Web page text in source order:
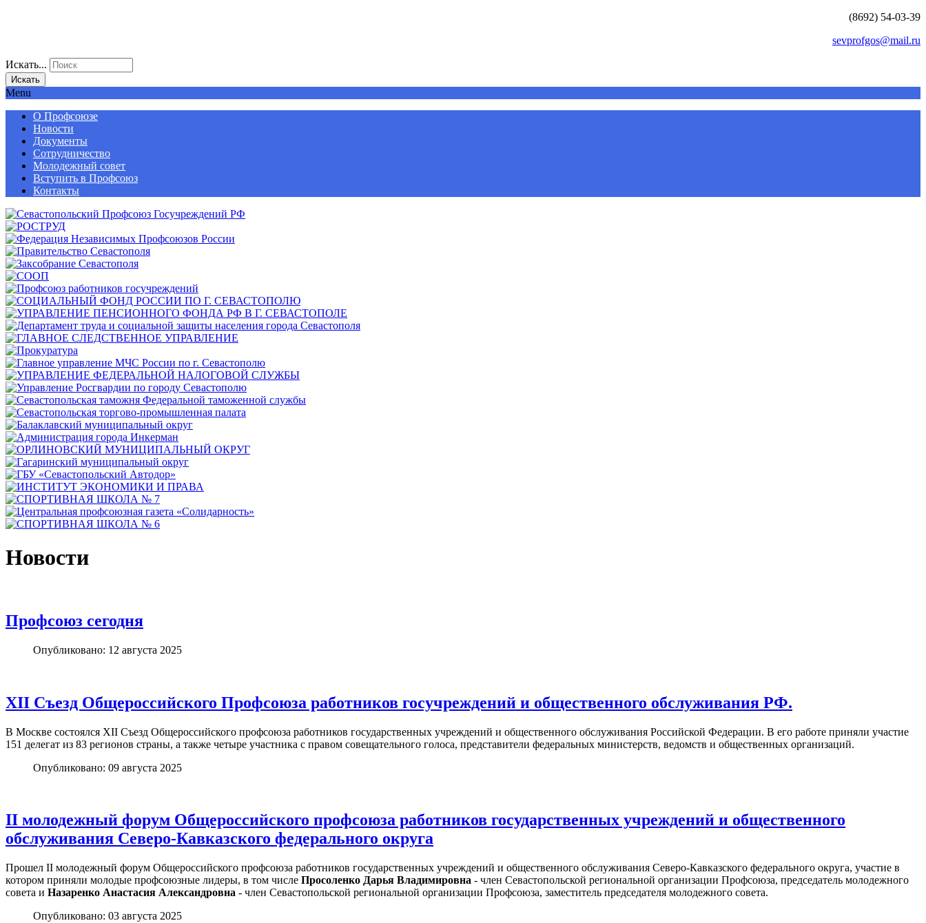
(8692) 54-03-39
sevprofgos@mail.ru
Искать...
Искать
Menu
О Профсоюзе
Новости
Документы
Сотрудничество
Молодежный совет
Вступить в Профсоюз
Контакты
Новости
Профсоюз сегодня
Опубликовано: 12 августа 2025
XII Съезд Общероссийского Профсоюза работников госучреждений и общественного обслуживания РФ.
В Москве состоялся XII Съезд Общероссийского профсоюза работников государственных учреждений и общественного обслуживания Российской Федерации. В его работе приняли участие
151 делегат из 83 регионов страны, а также четыре участника с правом совещательного голоса, представители федеральных министерств, ведомств и общественных организаций.
Опубликовано: 09 августа 2025
II молодежный форум Общероссийского профсоюза работников государственных учреждений и общественного
обслуживания Северо-Кавказского федерального округа
Прошел II молодежный форум Общероссийского профсоюза работников государственных учреждений и общественного обслуживания Северо-Кавказского федерального округа, участие в
котором приняли молодые профсоюзные лидеры, в том числе Просоленко Дарья Владимировна - член Севастопольской региональной организации Профсоюза, председатель молодежного
совета и Назаренко Анастасия Александровна - член Севастопольской региональной организации Профсоюза, заместитель председателя молодежного совета.
Опубликовано: 03 августа 2025